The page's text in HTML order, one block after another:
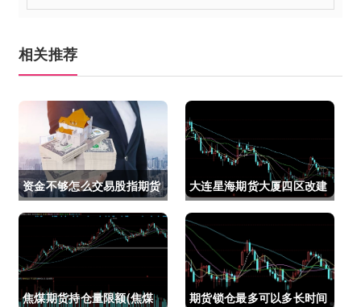
相关推荐
资金不够怎么交易股指期货
(资金不够怎么交易股指期
货呢)
大连星海期货大厦四区改建
(大连星海广场期货大厦)
焦煤期货持仓量限额(焦煤
期货锁仓最多可以多长时间